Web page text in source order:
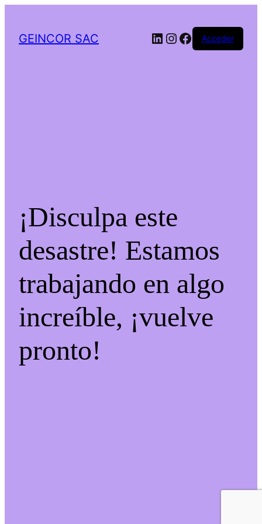
GEINCOR SAC LinkedIn
Instagram
Facebook
Acceder
¡Disculpa este
desastre! Estamos
trabajando en algo
increíble, ¡vuelve
pronto!